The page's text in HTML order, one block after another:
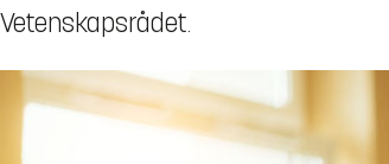
Vetenskapsrådet.